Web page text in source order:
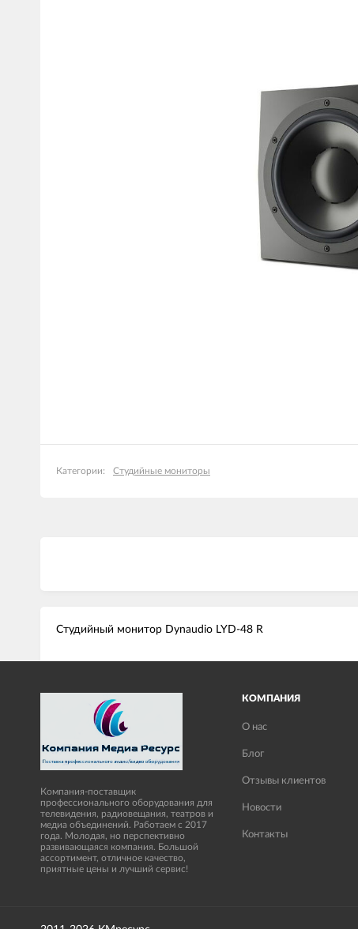
Категории: Студийные мониторы
Студийный монитор Dynaudio LYD-48 R
Компания-поставщик
профессионального оборудования для
телевидения, радиовещания, театров и
медиа объединений. Работаем с 2017
года. Молодая, но перспективно
развивающаяся компания. Большой
ассортимент, отличное качество,
приятные цены и лучший сервис!
КОМПАНИЯ
О нас
Блог
Отзывы клиентов
Новости
Контакты